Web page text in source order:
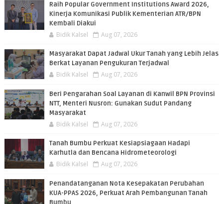
Raih Popular Government Institutions Award 2026,
Kinerja Komunikasi Publik Kementerian ATR/BPN
Kembali Diakui
Bidik Kalsel Aug 07, 2026
Masyarakat Dapat Jadwal Ukur Tanah yang Lebih Jelas
Berkat Layanan Pengukuran Terjadwal
Bidik Kalsel Aug 07, 2026
Beri Pengarahan Soal Layanan di Kanwil BPN Provinsi
NTT, Menteri Nusron: Gunakan Sudut Pandang
Masyarakat
Bidik Kalsel Aug 07, 2026
Tanah Bumbu Perkuat Kesiapsiagaan Hadapi
Karhutla dan Bencana Hidrometeorologi
Bidik Kalsel Aug 07, 2026
Penandatanganan Nota Kesepakatan Perubahan
KUA-PPAS 2026, Perkuat Arah Pembangunan Tanah